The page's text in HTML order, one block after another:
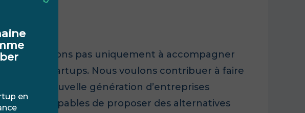
ne cherchons pas uniquement à accompagner
de startups. Nous voulons contribuer à faire
une nouvelle génération d’entreprises
capables de proposer des alternatives
en